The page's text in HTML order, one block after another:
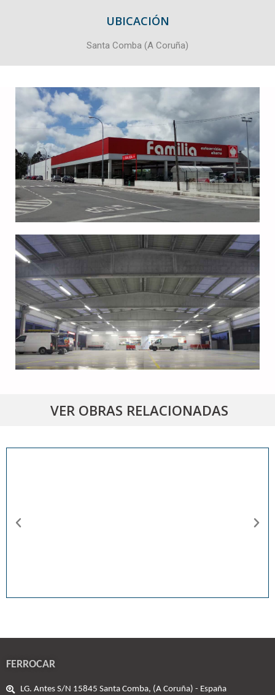
UBICACIÓN
Santa Comba (A Coruña)
VER OBRAS RELACIONADAS
FERROCAR
LG. Antes S/N 15845 Santa Comba, (A Coruña) - España